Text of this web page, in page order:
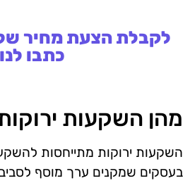
לקבלת הצעת מחיר
כתבו לנו
מהן השקעות
השקעות ירוקות מתייחסות
בעסקים שמקנים ערך מוסף